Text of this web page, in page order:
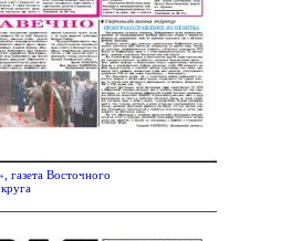
газета Восточного